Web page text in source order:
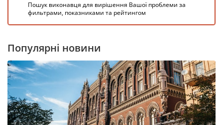
Пошук виконавця для вирішення Вашої проблеми за
фильтрами, показниками та рейтингом
Популярні новини